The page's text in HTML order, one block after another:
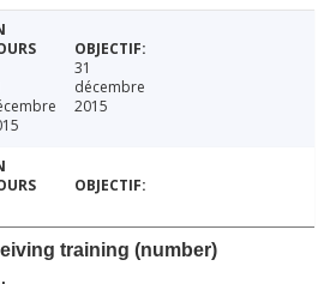
31
décembre
2015
training (number)